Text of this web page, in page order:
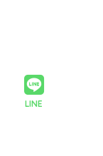
LINE